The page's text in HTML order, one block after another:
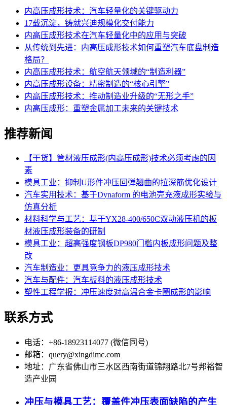
内高压成形技术：汽车轻量化的关键驱动力
17载沉淀，铸就兴迪规模化交付能力
内高压成形技术在汽车轻量化中的应用与突破
从传统到先进：内高压成形技术如何重塑汽车底盘制造
格局？
内高压成形技术：航空航天领域的“制造利器”
内高压成形设备：精密制造的“核心引擎”
内高压成形技术：推动制造业升级的“无形之手”
内高压成形：重塑金属加工未来的关键技术
推荐新闻
【干货】管材液压成形(内高压成形)技术必须考虑的因
素
模具工业：抑制U形件冲压回弹翘曲的拉深筋优化设计
汽车实用技术：基于Dynaform 的电池壳充液成形实验与
仿真分析
材料科学与工艺：基于YX28-400/650C双动液压机的板
材液压成形装备的研制
模具工业：超高强度钢板DP980门槛内板成形问题及整
改
汽车制造业：更具竞争力的液压成形技术
汽车与配件：汽车板料的液压成形技术
塑性工程学报：冲压速度对高温合金卡圈成形的影响
联系方式
电话：+86-18923114077 (微信同号)
邮箱：query@xingdimc.com
地址：广东省佛山市三水区西南街道锦翔路北7号邦裕智
造产业园
冲压与模具工艺：覆盖件冲压表面缺陷的产生